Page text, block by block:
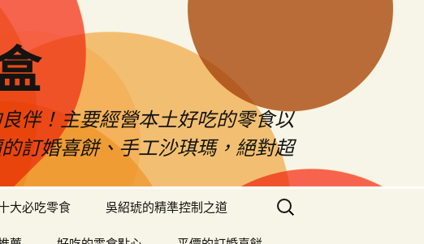
伴！主要經營本土好吃的零食以
訂婚喜餅、手工沙琪瑪，絕對超
大必吃零食 吳紹琥的精準控制之道
搜
尋